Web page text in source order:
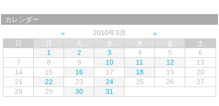
カレンダー
2010年3月
日
月 火 水 木 金
土
1
2 3 4 5
6
7
8 9 10 11 12
13
14
15 16 17 18 19
20
21
22 23 24 25 26
27
28
29 30 31